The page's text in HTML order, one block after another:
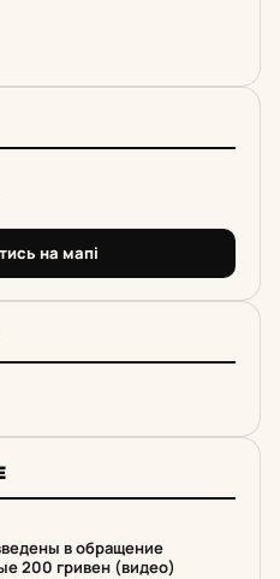
на мапі
в обращение
200 гривен (видео)